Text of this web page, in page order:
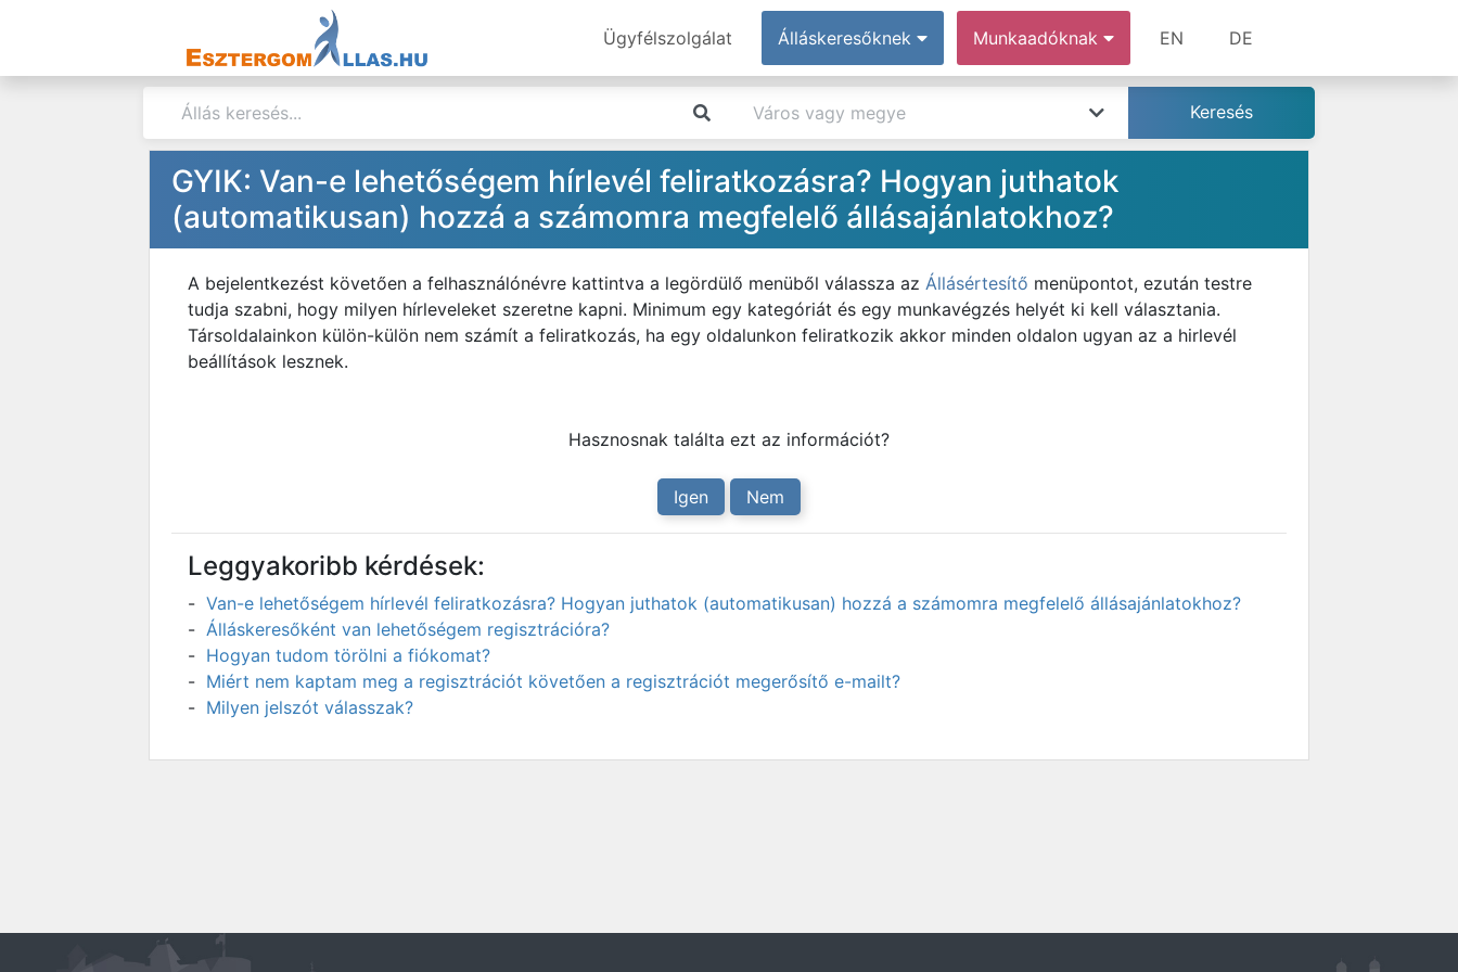
Ügyfélszolgálat Álláskeresőknek Munkaadóknak EN DE
GYIK: Van-e lehetőségem hírlevél feliratkozásra? Hogyan juthatok
(automatikusan) hozzá a számomra megfelelő állásajánlatokhoz?
A bejelentkezést követően a felhasználónévre kattintva a legördülő menüből válassza az Állásértesítő menüpontot, ezután testre
tudja szabni, hogy milyen hírleveleket szeretne kapni. Minimum egy kategóriát és egy munkavégzés helyét ki kell választania.
Társoldalainkon külön-külön nem számít a feliratkozás, ha egy oldalunkon feliratkozik akkor minden oldalon ugyan az a hirlevél
beállítások lesznek.
Hasznosnak találta ezt az információt?
Igen Nem
Leggyakoribb kérdések:
Van-e lehetőségem hírlevél feliratkozásra? Hogyan juthatok (automatikusan) hozzá a számomra megfelelő állásajánlatokhoz?
Álláskeresőként van lehetőségem regisztrációra?
Hogyan tudom törölni a fiókomat?
Miért nem kaptam meg a regisztrációt követően a regisztrációt megerősítő e-mailt?
Milyen jelszót válasszak?